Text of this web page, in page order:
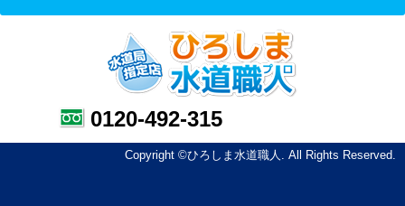
0120-492-315
Copyright ©ひろしま水道職人. All Rights Reserved.